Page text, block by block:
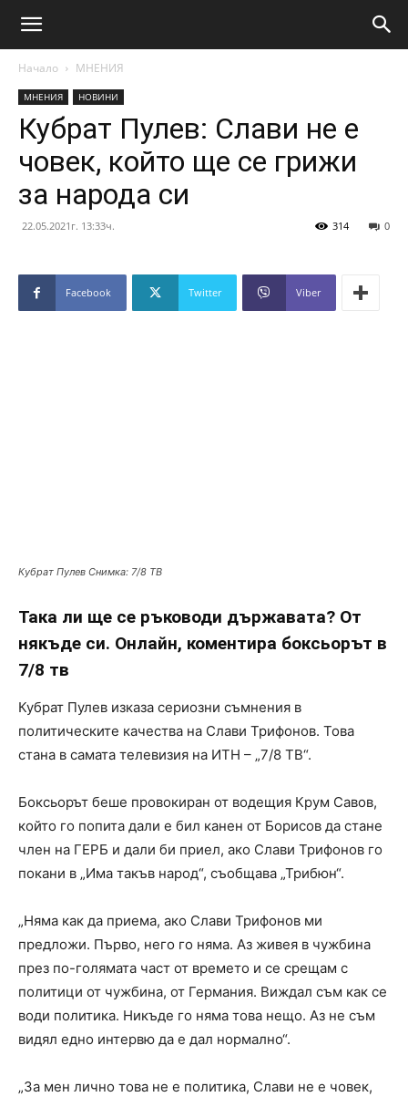
Начало МНЕНИЯ
МНЕНИЯ НОВИНИ
Кубрат Пулев: Слави не е
човек, който ще се грижи
за народа си
22.05.2021г. 13:33ч. 0
314
Facebook Twitter Viber
Кубрат Пулев Снимка: 7/8 ТВ
Така ли ще се ръководи държавата? От
някъде си. Онлайн, коментира боксьорът в
7/8 тв
Кубрат Пулев изказа сериозни съмнения в
политическите качества на Слави Трифонов. Това
стана в самата телевизия на ИТН – „7/8 ТВ“.
Боксьорът беше провокиран от водещия Крум Савов,
който го попита дали е бил канен от Борисов да стане
член на ГЕРБ и дали би приел, ако Слави Трифонов го
покани в „Има такъв народ“, съобщава „Трибюн“.
„Няма как да приема, ако Слави Трифонов ми
предложи. Първо, него го няма. Аз живея в чужбина
през по-голямата част от времето и се срещам с
политици от чужбина, от Германия. Виждал съм как се
води политика. Никъде го няма това нещо. Аз не съм
видял едно интервю да е дал нормално“.
„За мен лично това не е политика, Слави не е човек,